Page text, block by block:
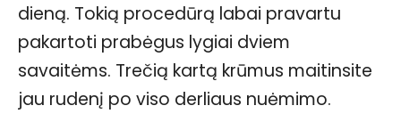
dieną. Tokią procedūrą labai pravartu
pakartoti prabėgus lygiai dviem
savaitėms. Trečią kartą krūmus maitinsite
jau rudenį po viso derliaus nuėmimo.